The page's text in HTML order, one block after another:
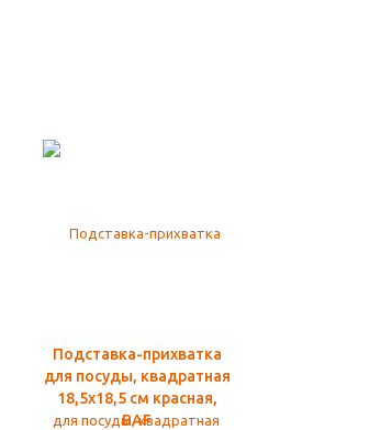
Подставка-прихватка
для посуды, квадратная
18,5х18,5 см красная,
BAF